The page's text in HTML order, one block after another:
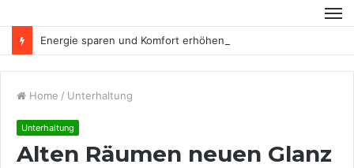
Energie sparen und Komfort erhöhen
Home / Unterhaltung
Unterhaltung
Alten Räumen neuen Glanz